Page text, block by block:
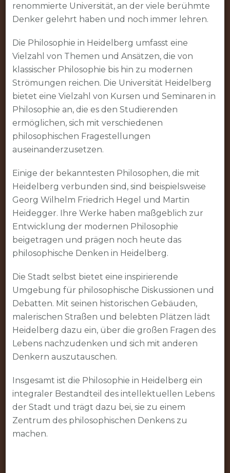
renommierte Universität, an der viele berühmte
Denker gelehrt haben und noch immer lehren.
Die Philosophie in Heidelberg umfasst eine
Vielzahl von Themen und Ansätzen, die von
klassischer Philosophie bis hin zu modernen
Strömungen reichen. Die Universität Heidelberg
bietet eine Vielzahl von Kursen und Seminaren in
Philosophie an, die es den Studierenden
ermöglichen, sich mit verschiedenen
philosophischen Fragestellungen
auseinanderzusetzen.
Einige der bekanntesten Philosophen, die mit
Heidelberg verbunden sind, sind beispielsweise
Georg Wilhelm Friedrich Hegel und Martin
Heidegger. Ihre Werke haben maßgeblich zur
Entwicklung der modernen Philosophie
beigetragen und prägen noch heute das
philosophische Denken in Heidelberg.
Die Stadt selbst bietet eine inspirierende
Umgebung für philosophische Diskussionen und
Debatten. Mit seinen historischen Gebäuden,
malerischen Straßen und belebten Plätzen lädt
Heidelberg dazu ein, über die großen Fragen des
Lebens nachzudenken und sich mit anderen
Denkern auszutauschen.
Insgesamt ist die Philosophie in Heidelberg ein
integraler Bestandteil des intellektuellen Lebens
der Stadt und trägt dazu bei, sie zu einem
Zentrum des philosophischen Denkens zu
machen.